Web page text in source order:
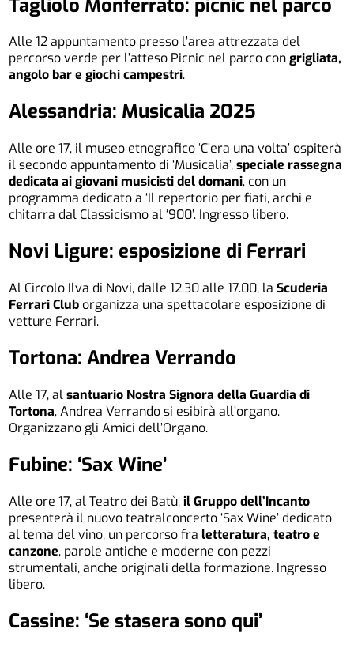
Tagliolo Monferrato: picnic nel parco
Alle 12 appuntamento presso l’area attrezzata del
percorso verde per l’atteso Picnic nel parco congrigliata,
angolo bar e giochi campestri.
Alessandria: Musicalia 2025
Alle ore 17, il museo etnografico ‘C’era una volta’ ospiterà
il secondo appuntamento di ‘Musicalia’,speciale rassegna
dedicata ai giovani musicisti del domani, con un
programma dedicato a ‘Il repertorio per fiati, archi e
chitarra dal Classicismo al ‘900’. Ingresso libero.
Novi Ligure: esposizione di Ferrari
Al Circolo Ilva di Novi, dalle 12.30 alle 17.00, laScuderia
Ferrari Club organizza una spettacolare esposizione di
vetture Ferrari.
Tortona: Andrea Verrando
Alle 17, alsantuario Nostra Signora della Guardia di
Tortona, Andrea Verrando si esibirà all’organo.
Organizzano gli Amici dell’Organo.
Fubine: ‘Sax Wine’
Alle ore 17, al Teatro dei Batù,il Gruppo dell’Incanto
presenterà il nuovo teatralconcerto ‘Sax Wine’ dedicato
al tema del vino, un percorso fraletteratura, teatro e
canzone, parole antiche e moderne con pezzi
strumentali, anche originali della formazione. Ingresso
libero.
Cassine: ‘Se stasera sono qui’